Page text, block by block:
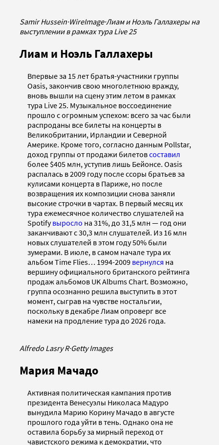
Samir Hussein·WireImage·Лиам и Ноэль Галлахеры на
выступлении в рамках тура Live 25
Лиам и Ноэль Галлахеры
Впервые за 15 лет братья-участники группы
Oasis, закончив свою многолетнюю вражду,
вновь вышли на сцену этим летом в рамках
тура Live 25. Музыкальное воссоединение
прошло с огромным успехом: всего за час были
распроданы все билеты на концерты в
Великобритании, Ирландии и Северной
Америке. Кроме того, согласно данным Pollstar,
доход группы от продажи билетовсоставил
более $405 млн, уступив лишь Бейонсе. Oasis
распалась в 2009 году после ссоры братьев за
кулисами концерта в Париже, но после
возвращения их композиции снова заняли
высокие строчки в чартах. В первый месяц их
тура ежемесячное количество слушателей на
Spotifyвыросло на 31%, до 31,5 млн — год они
заканчивают с 30,3 млн слушателей. Из 16 млн
новых слушателей в этом году 50% были
зумерами. В июле, в самом начале тура их
альбом Time Flies… 1994-2009 вернулся на
вершину официального британского рейтинга
продаж альбомов UK Albums Chart. Возможно,
группа осознанно решила выступить в этот
момент, сыграв на чувстве ностальгии,
поскольку в декабре Лиам опроверг все
намеки на продление тура до 2026 года.
Alfredo Lasry R·Getty Images
Мария Мачадо
Активная политическая кампания против
президента Венесуэлы Николаса Мадуро
вынудила Марию Корину Мачадо в августе
прошлого года уйти в тень. Однако она не
оставила борьбу за мирный переход от
чавистского режима к демократии, что